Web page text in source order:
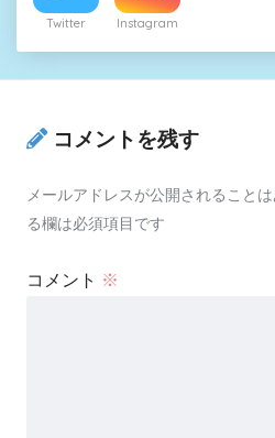
Twitter Instagram
コメントを残す
メールアドレスが公開されることは
る欄は必須項目です
コメント ※